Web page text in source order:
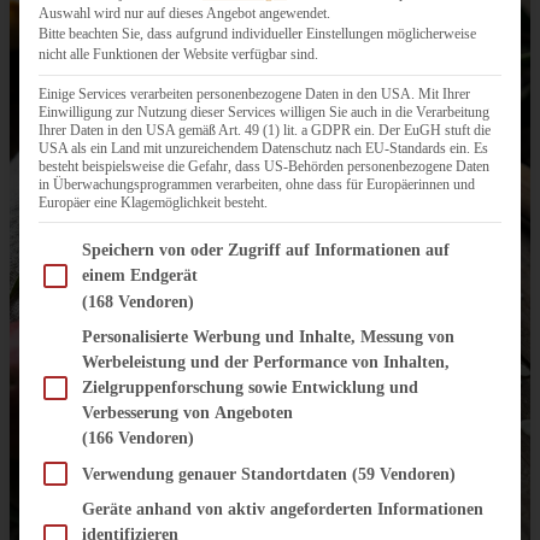
Auswahl wird nur auf dieses Angebot angewendet.
Bitte beachten Sie, dass aufgrund individueller Einstellungen möglicherweise
nicht alle Funktionen der Website verfügbar sind.
Einige Services verarbeiten personenbezogene Daten in den USA. Mit Ihrer
Einwilligung zur Nutzung dieser Services willigen Sie auch in die Verarbeitung
Ihrer Daten in den USA gemäß Art. 49 (1) lit. a GDPR ein. Der EuGH stuft die
USA als ein Land mit unzureichendem Datenschutz nach EU-Standards ein. Es
besteht beispielsweise die Gefahr, dass US-Behörden personenbezogene Daten
in Überwachungsprogrammen verarbeiten, ohne dass für Europäerinnen und
Europäer eine Klagemöglichkeit besteht.
Im Folgenden finden Sie eine Liste der Zwecke des IAB Transparency and Consent
Speichern von oder Zugriff auf Informationen auf
einem Endgerät
(168 Vendoren)
Personalisierte Werbung und Inhalte, Messung von
Werbeleistung und der Performance von Inhalten,
Zielgruppenforschung sowie Entwicklung und
Verbesserung von Angeboten
(166 Vendoren)
Verwendung genauer Standortdaten (59 Vendoren)
Geräte anhand von aktiv angeforderten Informationen
identifizieren